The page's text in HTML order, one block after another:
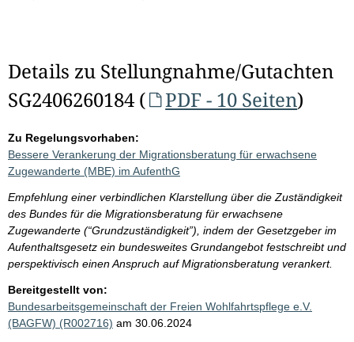
Details zu Stellungnahme/Gutachten
SG2406260184 (
PDF - 10 Seiten)
Zu Regelungsvorhaben:
Bessere Verankerung der Migrationsberatung für erwachsene
Zugewanderte (MBE) im AufenthG
Empfehlung einer verbindlichen Klarstellung über die Zuständigkeit
des Bundes für die Migrationsberatung für erwachsene
Zugewanderte (“Grundzuständigkeit”), indem der Gesetzgeber im
Aufenthaltsgesetz ein bundesweites Grundangebot festschreibt und
perspektivisch einen Anspruch auf Migrationsberatung verankert.
Bereitgestellt von:
Bundesarbeitsgemeinschaft der Freien Wohlfahrtspflege e.V.
(BAGFW) (R002716) am 30.06.2024